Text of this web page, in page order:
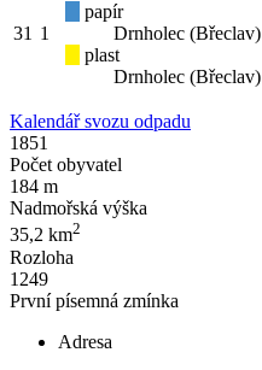
31 1
papír
Drnholec (Břeclav)
plast
Drnholec (Břeclav)
Kalendář svozu odpadu
1851
Počet obyvatel
184 m
Nadmořská výška
35,2 km2
Rozloha
1249
První písemná zmínka
Adresa